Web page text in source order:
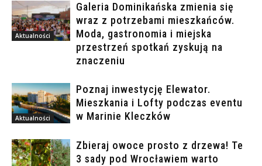
Aktualności
Galeria Dominikańska zmienia się
wraz z potrzebami mieszkańców.
Moda, gastronomia i miejska
przestrzeń spotkań zyskują na
znaczeniu
Aktualności
Poznaj inwestycję Elewator.
Mieszkania i Lofty podczas eventu
w Marinie Kleczków
Zbieraj owoce prosto z drzewa! Te
3 sady pod Wrocławiem warto